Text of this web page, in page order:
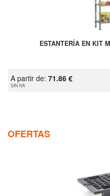
ESTANTERÍA EN KIT
A partir de: 71.86 €
SIN IVA
OFERTAS